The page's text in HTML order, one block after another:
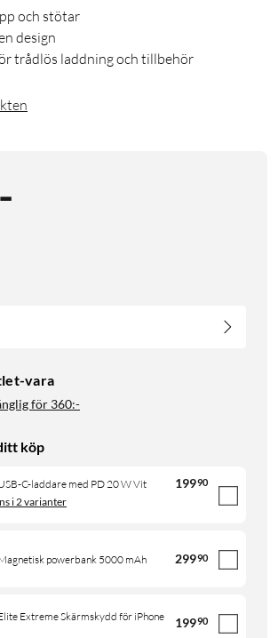
och stötar
design
trådlös laddning och tillbehör
-
vara
för 360:-
köp
C-laddare med PD 20 W Vit 19990
i 2 varianter
powerbank 5000 mAh 29990
Extreme Skärmskydd för iPhone
19990